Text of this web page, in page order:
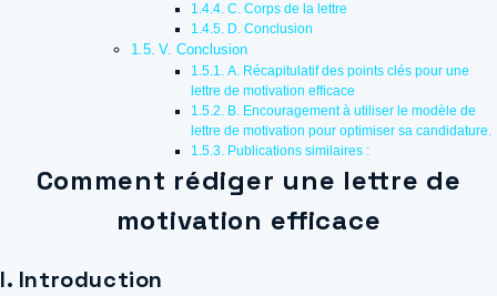
C. Corps de la lettre
D. Conclusion
V. Conclusion
A. Récapitulatif des points clés pour une
lettre de motivation efficace
B. Encouragement à utiliser le modèle de
lettre de motivation pour optimiser sa candidature.
Publications similaires :
Comment rédiger une lettre de
motivation efficace
I. Introduction